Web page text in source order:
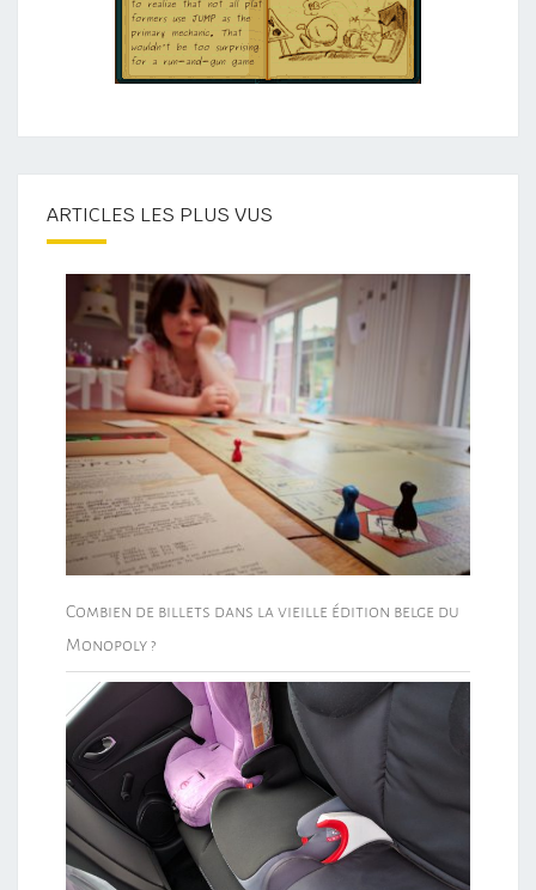
ARTICLES LES PLUS VUS
Combien de billets dans la vieille édition belge du
Monopoly ?